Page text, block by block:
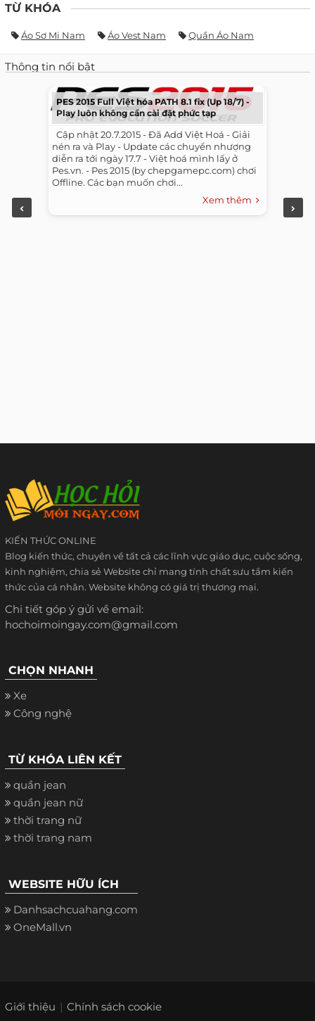
TỪ KHÓA
Áo Sơ Mi Nam Áo Vest Nam Quần Áo Nam
Thông tin nổi bật
PES 2015 Full Việt hóa PATH 8.1 fix (Up 18/7) -
Play luôn không cần cài đặt phức tạp
​ ​ Cập nhật 20.7.2015 - Đã Add Việt Hoá - Giải
nén ra và Play - Update các chuyển nhượng
diễn ra tới ngày 17.7 - Việt hoá mình lấy ở
Pes.vn. - Pes 2015 (by chepgamepc.com) chơi
Offline. Các bạn muốn chơi...
Xem thêm
KIẾN THỨC ONLINE
Blog kiến thức, chuyên về tất cả các lĩnh vực giáo dục, cuộc sống,
kinh nghiệm, chia sẻ Website chỉ mang tính chất sưu tầm kiến
thức của cá nhân. Website không có giá trị thương mại.
Chi tiết góp ý gửi về email:
hochoimoingay.com@gmail.com
CHỌN NHANH
Xe
Công nghệ
TỪ KHÓA LIÊN KẾT
quần jean
quần jean nữ
thời trang nữ
thời trang nam
WEBSITE HỮU ÍCH
Danhsachcuahang.com
OneMall.vn
Giới thiệu Chính sách cookie